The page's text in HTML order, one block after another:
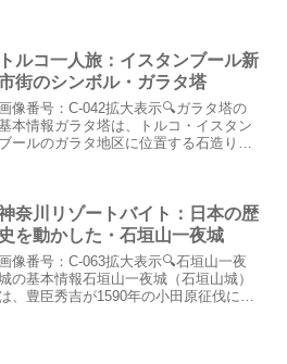
で、西側をオホーツク...
トルコ一人旅：イスタンブール新
街のシンボル・ガラタ塔
像番号：C-042拡大表示🔍ガラタ塔の
本情報ガラタ塔は、トルコ・イスタン
ブールのガラタ地区に位置する石造りの
ルのヨーロッパ側...
奈川リゾートバイト：日本の歴
史を動かした・石垣山一夜城
像番号：C-063拡大表示🔍石垣山一夜
の基本情報石垣山一夜城（石垣山城）
は、豊臣秀吉が1590年の小田原征伐にお